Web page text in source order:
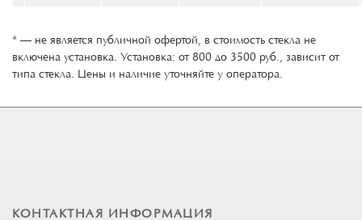
* — не является публичной офертой, в стоимость стекла не
включена установка. Установка: от 800 до 3500 руб., зависит от
типа стекла. Цены и наличие уточняйте у оператора.
КОНТАКТНАЯ ИНФОРМАЦИЯ